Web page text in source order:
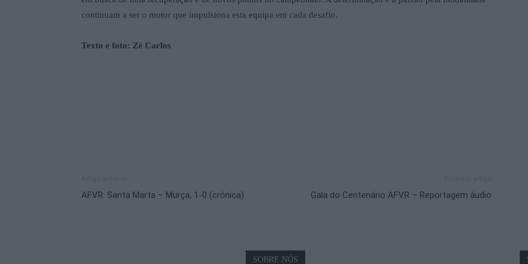
continuam a ser o motor que impulsiona esta equipa em cada desafio.
Texto e foto: Zé Carlos
AFVR: Santa Marta – Murça, 1-0 (crónica) Gala do Centenário AFVR – Reportagem áudio
SOBRE NÓS